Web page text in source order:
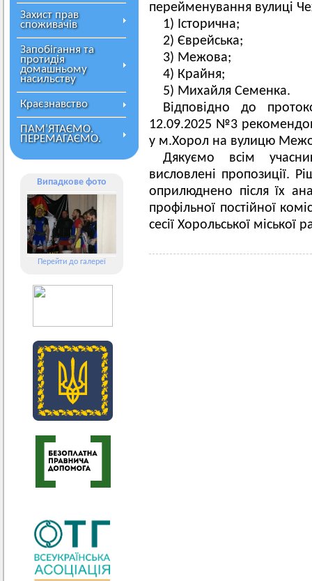
Захист прав
споживачів
Запобігання та
протидія
домашньому
насильству
Краєзнавство
ПАМ’ЯТАЄМО.
ПЕРЕМАГАЄМО.
Випадкове фото
Перейти до галереї
перейменування вулиці
1) Історична;
2) Єврейська;
3) Межова;
4) Крайня;
5) Михайля Семенка.
Відповідно до
12.09.2025 №3
у м.Хорол на вулицю
Дякуємо всім
висловлені пропозиції.
оприлюднено після їх
профільної постійної
сесії Хорольської міської